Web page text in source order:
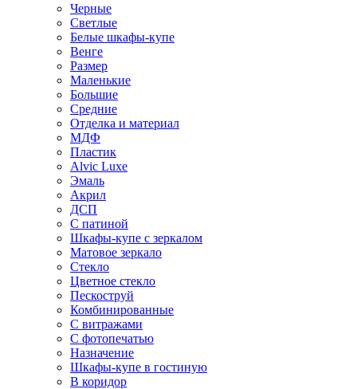
Черные
Светлые
Белые шкафы-купе
Венге
Размер
Маленькие
Большие
Средние
Отделка и материал
МДФ
Пластик
Alvic Luxe
Эмаль
Акрил
ДСП
С патиной
Шкафы-купе с зеркалом
Матовое зеркало
Стекло
Цветное стекло
Пескоструй
Комбинированные
С витражами
С фотопечатью
Назначение
Шкафы-купе в гостиную
В коридор